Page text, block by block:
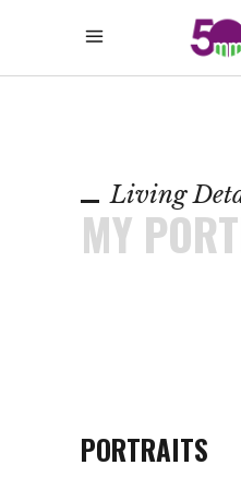
Living
MY
PORTRAITS